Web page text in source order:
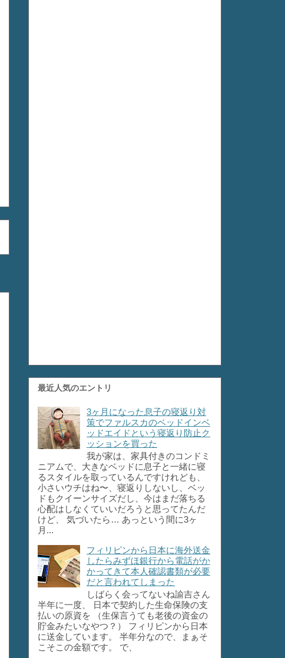
最近人気のエントリ
3ヶ月になった息子の寝返り対
策でファルスカのベッドインベ
ッドエイドという寝返り防止ク
ッションを買った
我が家は、家具付きのコンドミ
ニアムで、大きなベッドに息子と一緒に寝
るスタイルを取っているんですけれども、
小さいウチはね〜、寝返りしないし、ベッ
ドもクイーンサイズだし、今はまだ落ちる
心配はしなくていいだろうと思ってたんだ
けど、 気づいたら… あっという間に3ヶ
月...
フィリピンから日本に海外送金
したらみずほ銀行から電話がか
かってきて本人確認書類が必要
だと言われてしまった
しばらく会ってないね諭吉さん
半年に一度、 日本で契約した生命保険の支
払いの原資を （生保言うても老後の資金の
貯金みたいなやつ？） フィリピンから日本
に送金しています。 半年分なので、まぁそ
こそこの金額です。 で、